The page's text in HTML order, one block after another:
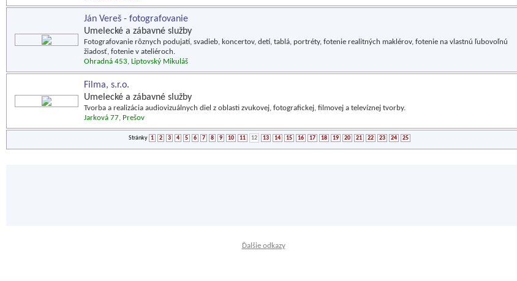
Ján Vereš - fotografovanie
Umelecké a zábavné služby
Fotografovanie rôznych podujatí, svadieb, koncertov, detí, tablá, portréty, fotenie realitných maklérov, fotenie na vlastnú ľubovoľnú
žiadosť, fotenie v ateliéroch.
Ohradná 453, Liptovský Mikuláš
Filma, s.r.o.
Umelecké a zábavné služby
Tvorba a realizácia audiovizuálnych diel z oblasti zvukovej, fotografickej, filmovej a televíznej tvorby.
Jarková 77, Prešov
Stránky 1 2 3 4 5 6 7 8 9 10 11 12 13 14 15 16 17 18 19 20 21 22 23 24 25
Ďalšie odkazy